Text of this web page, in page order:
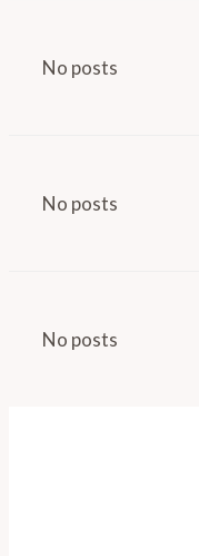
No posts
No posts
No posts